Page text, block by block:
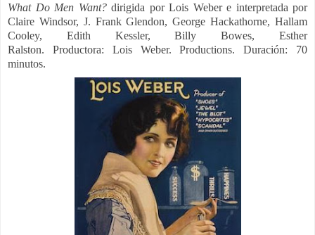
What Do Men Want?dirigida por Lois Weber e interpretada por
Claire Windsor, J. Frank Glendon, George Hackathorne, Hallam
Cooley, Edith Kessler, Billy Bowes, Esther
Ralston. Productora: Lois Weber. Productions. Duración: 70
minutos.